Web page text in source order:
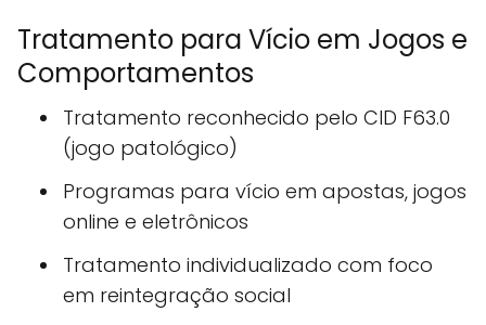
Tratamento para Vício em Jogos e
Comportamentos
Tratamento reconhecido pelo CID F63.0
(jogo patológico)
Programas para vício em apostas, jogos
online e eletrônicos
Tratamento individualizado com foco
em reintegração social